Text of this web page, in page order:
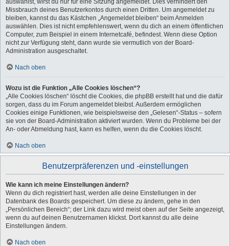
auswählst, wirst du nur für eine Sitzung angemeldet. Dies verhindert den
Missbrauch deines Benutzerkontos durch einen Dritten. Um angemeldet zu
bleiben, kannst du das Kästchen „Angemeldet bleiben“ beim Anmelden
auswählen. Dies ist nicht empfehlenswert, wenn du dich an einem öffentlichen
Computer, zum Beispiel in einem Internetcafé, befindest. Wenn diese Option
nicht zur Verfügung steht, dann wurde sie vermutlich von der Board-
Administration ausgeschaltet.
Nach oben
Wozu ist die Funktion „Alle Cookies löschen“?
„Alle Cookies löschen“ löscht die Cookies, die phpBB erstellt hat und die dafür
sorgen, dass du im Forum angemeldet bleibst. Außerdem ermöglichen
Cookies einige Funktionen, wie beispielsweise den „Gelesen“-Status – sofern
sie von der Board-Administration aktiviert wurden. Wenn du Probleme bei der
An- oder Abmeldung hast, kann es helfen, wenn du die Cookies löscht.
Nach oben
Benutzerpräferenzen und -einstellungen
Wie kann ich meine Einstellungen ändern?
Wenn du dich registriert hast, werden alle deine Einstellungen in der
Datenbank des Boards gespeichert. Um diese zu ändern, gehe in den
„Persönlichen Bereich“; der Link dazu wird meist oben auf der Seite angezeigt,
wenn du auf deinen Benutzernamen klickst. Dort kannst du alle deine
Einstellungen ändern.
Nach oben